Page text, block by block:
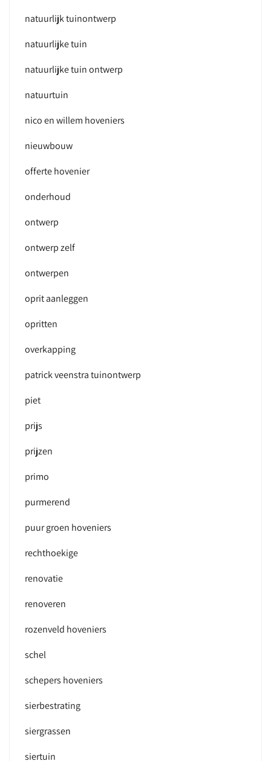
natuurlijk tuinontwerp
natuurlijke tuin
natuurlijke tuin ontwerp
natuurtuin
nico en willem hoveniers
nieuwbouw
offerte hovenier
onderhoud
ontwerp
ontwerp zelf
ontwerpen
oprit aanleggen
opritten
overkapping
patrick veenstra tuinontwerp
piet
prijs
prijzen
primo
purmerend
puur groen hoveniers
rechthoekige
renovatie
renoveren
rozenveld hoveniers
schel
schepers hoveniers
sierbestrating
siergrassen
siertuin